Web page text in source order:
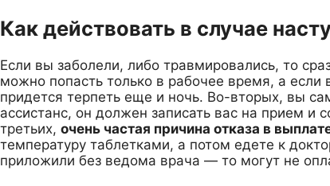
Как действовать в случае
Если вы заболели, либо травмировались, то
можно попасть только в рабочее время, а
придется терпеть еще и ночь. Во-вторых, вы
ассистанс, он должен записать вас на прием
третьих, очень частая причина отказа в
температуру таблетками, а потом едете к
приложили без ведома врача — то могут не